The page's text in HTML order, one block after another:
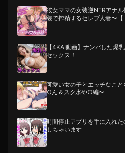
彼女ママの女装逆NTRアナ
装で搾精するセレブ人妻〜【
【4KAI動画】ナンパした爆
セックス！
可愛い女の子とエッチなこ
○ん＆スク水や○編〜
時間停止アプリを手に入れ
しちゃいます